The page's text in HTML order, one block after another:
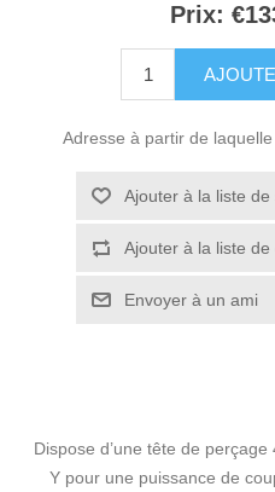
Prix:
Adresse à partir de
Dispose d’une tête de
Y pour une puissance de